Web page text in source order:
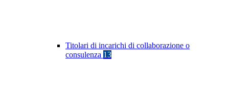
Titolari di incarichi di collaborazione o
consulenza 13